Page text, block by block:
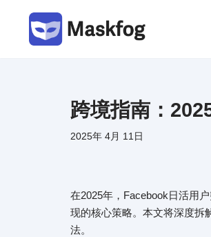
跨境指南：
2025年 4月 11日
在2025年，Facebook日活用
现的核心策略。本文将深度拆
法。